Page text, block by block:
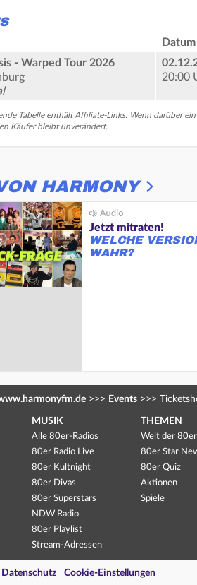
Datum
- Warped Tour 2026
20:00
Tabelle enthält Affiliate-Links. Wenn darüber
Käufer bleibt unverändert.
HARMONY
Jetzt mitraten!
WELCHE
WAHR?
>>> Events >>>
MUSIK
Alle 80er-Radios
80er Radio Live
80er Kultnight
80er Divas
80er Superstars
NDW Radio
80er Playlist
Stream-Adressen
THEMEN
Welt der 80er
80er Star
80er Quiz
Aktionen
Spiele
Datenschutz Cookie-Einstellungen